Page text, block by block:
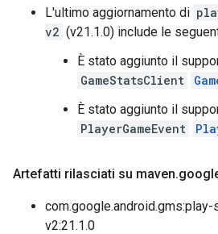
L'ultimo aggiornamento di
v2 (v21.1.0) include le
È stato aggiunto il
GameStatsClient
È stato aggiunto il
PlayerGameEvent
Artefatti rilasciati su maven.
v2:21.1.0